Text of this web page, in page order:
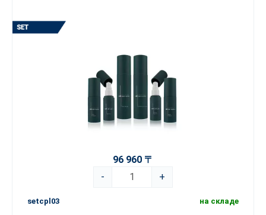
96 960 〒
-
+
setcpl03 на складе